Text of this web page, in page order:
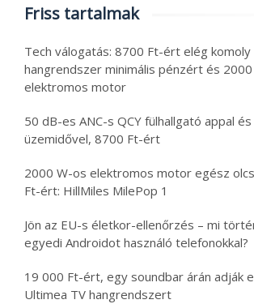
Friss tartalmak
Tech válogatás: 8700 Ft-ért elég komoly
hangrendszer minimális pénzért és
elektromos motor
50 dB-es ANC-s QCY fülhallgató appal
üzemidővel, 8700 Ft-ért
2000 W-os elektromos motor egész
Ft-ért: HillMiles MilePop 1
Jön az EU-s életkor-ellenőrzés – mi
egyedi Androidot használó telefonokkal?
19 000 Ft-ért, egy soundbar árán adják
Ultimea TV hangrendszert